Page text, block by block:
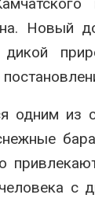
Новый
дикой
одним из
с